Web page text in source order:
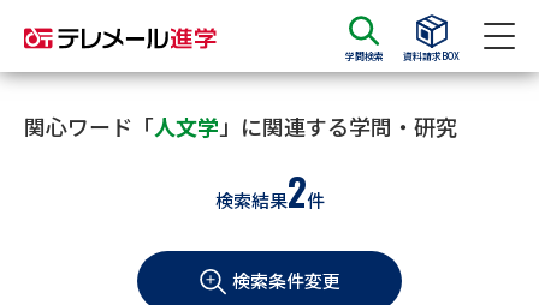
学問検索 資料請求BOX
資料請求 資料検索
大学・短大の資料種類から請求
学部・学科パンフ
関心ワード「人文学 」に関連する学問・研究
検索結果2件
検索条件変更